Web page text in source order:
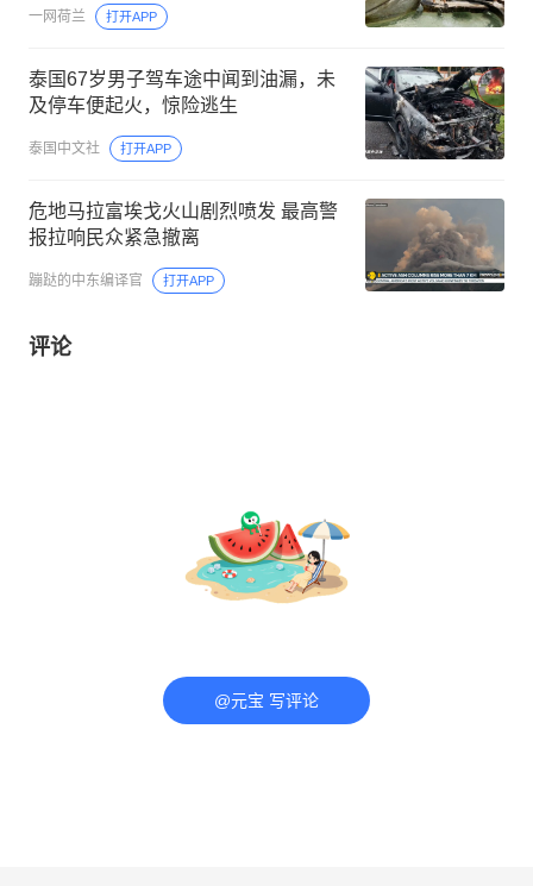
一网荷兰 打开APP
泰国67岁男子驾车途中闻到油漏，未
及停车便起火，惊险逃生
泰国中文社 打开APP
危地马拉富埃戈火山剧烈喷发 最高警
报拉响民众紧急撤离
蹦跶的中东编译官 打开APP
评论
@元宝 写评论